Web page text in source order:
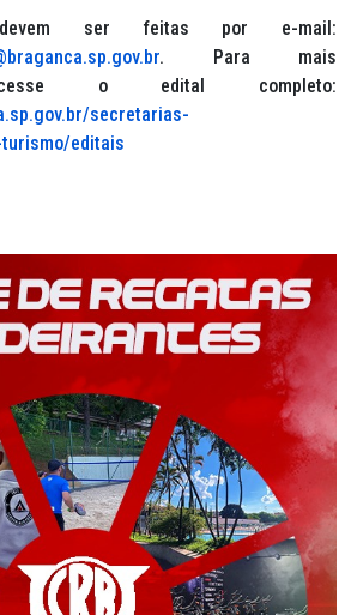
ser feitas por e-mail:
. Para mais
o edital completo:
secretarias-
editais